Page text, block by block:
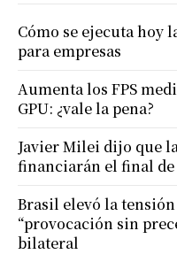
Cómo se ejecuta hoy
para empresas
Aumenta los FPS
GPU: ¿vale la pena?
Javier Milei dijo que
financiarán el final
Brasil elevó la
“provocación sin
bilateral